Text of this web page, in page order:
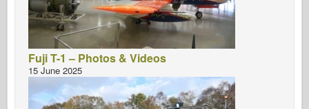
Fuji T-1 – Photos & Videos
15 June 2025